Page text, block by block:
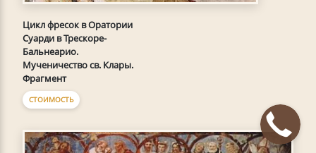
Цикл фресок в Оратории
Суарди в Трескоре-
Бальнеарио.
Мученичество св. Клары.
Фрагмент
СТОИМОСТЬ